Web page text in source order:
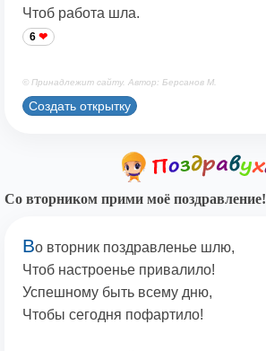
Чтоб работа шла.
6
© Принадлежит сайту. Автор: Берсанов М.
Создать открытку
Со вторником прими моё поздравление!
Во вторник поздравленье шлю,
Чтоб настроенье привалило!
Успешному быть всему дню,
Чтобы сегодня пофартило!